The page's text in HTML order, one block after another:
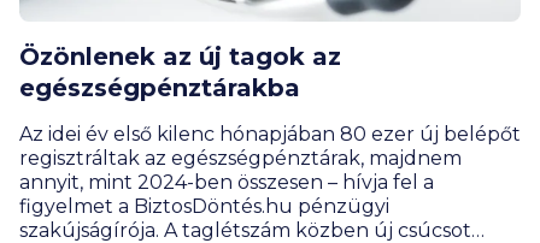
Özönlenek az új tagok az
egészségpénztárakba
Az idei év első kilenc hónapjában 80 ezer új belépőt
regisztráltak az egészségpénztárak, majdnem
annyit, mint 2024-ben összesen – hívja fel a
figyelmet a BiztosDöntés.hu pénzügyi
szakújságírója. A taglétszám közben új csúcsot